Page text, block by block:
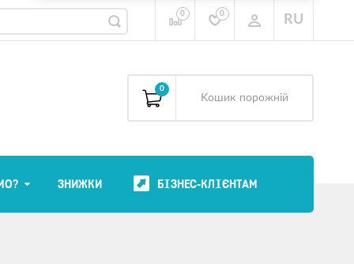
0 0 RU
0
Kошик порожній
ЗНИЖКИ БІЗНЕС-КЛІЄНТАМ